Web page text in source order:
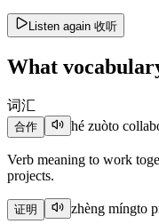
Listen again 收听
What
词汇
合作 hé zuòto
Verb meaning to work
projects.
证明 zhèng míngto